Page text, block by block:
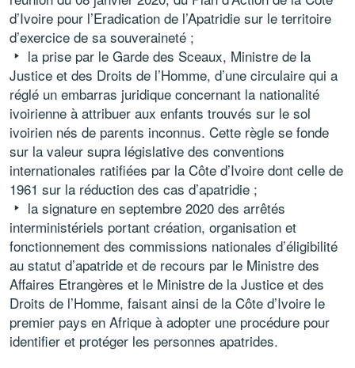
d’Ivoire pour l’Eradication de l’Apatridie sur le territoire
d’exercice de sa souveraineté ;
la prise par le Garde des Sceaux, Ministre de la
Justice et des Droits de l’Homme, d’une circulaire qui a
réglé un embarras juridique concernant la nationalité
ivoirienne à attribuer aux enfants trouvés sur le sol
ivoirien nés de parents inconnus. Cette règle se fonde
sur la valeur supra législative des conventions
internationales ratifiées par la Côte d’Ivoire dont celle de
1961 sur la réduction des cas d’apatridie ;
la signature en septembre 2020 des arrêtés
interministériels portant création, organisation et
fonctionnement des commissions nationales d’éligibilité
au statut d’apatride et de recours par le Ministre des
Affaires Etrangères et le Ministre de la Justice et des
Droits de l’Homme, faisant ainsi de la Côte d’Ivoire le
premier pays en Afrique à adopter une procédure pour
identifier et protéger les personnes apatrides.